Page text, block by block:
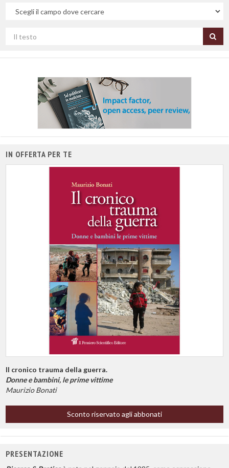
campo
per
IN OFFERTA PER TE
Il cronico trauma della guerra.
Donne e bambini, le prime vittime
Maurizio Bonati
Sconto riservato agli abbonati
PRESENTAZIONE